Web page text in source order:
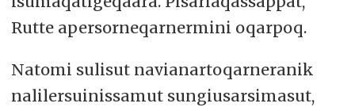
Rutte apersorneqarnermini oqarpoq.
Natomi sulisut navianartoqarneranik
nalilersuinissamut sungiusarsimasut,